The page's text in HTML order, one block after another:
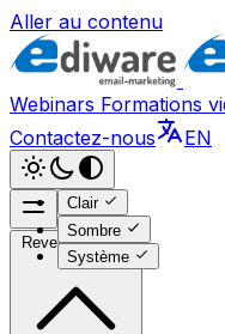
Aller au contenu
Webinars Formations
Contactez-nous
EN
Clair
Sombre
Système
Revenir en haut